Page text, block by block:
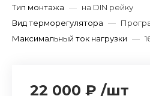
Тип монтажа — на DIN рейку
Вид терморегулятора —
Максимальный ток нагрузки —
22 000 ₽ /шт